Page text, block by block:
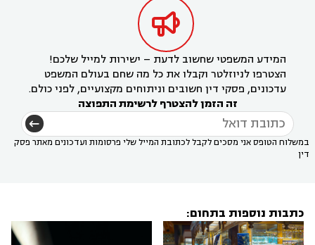

המידע המשפטי שחשוב לדעת – ישירות למייל שלכם!
הצטרפו לניוזלטר וקבלו את כל מה שחם בעולם המשפט
עדכונים, פסקי דין חשובים וניתוחים מקצועיים, לפני כולם.
זה הזמן להצטרף לרשימת התפוצה
במשלוח הטופס אני מסכים לקבל לכתובת המייל שלי פרסומות ועדכונים מאתר פסק
דין
כתבות נוספות בתחום: